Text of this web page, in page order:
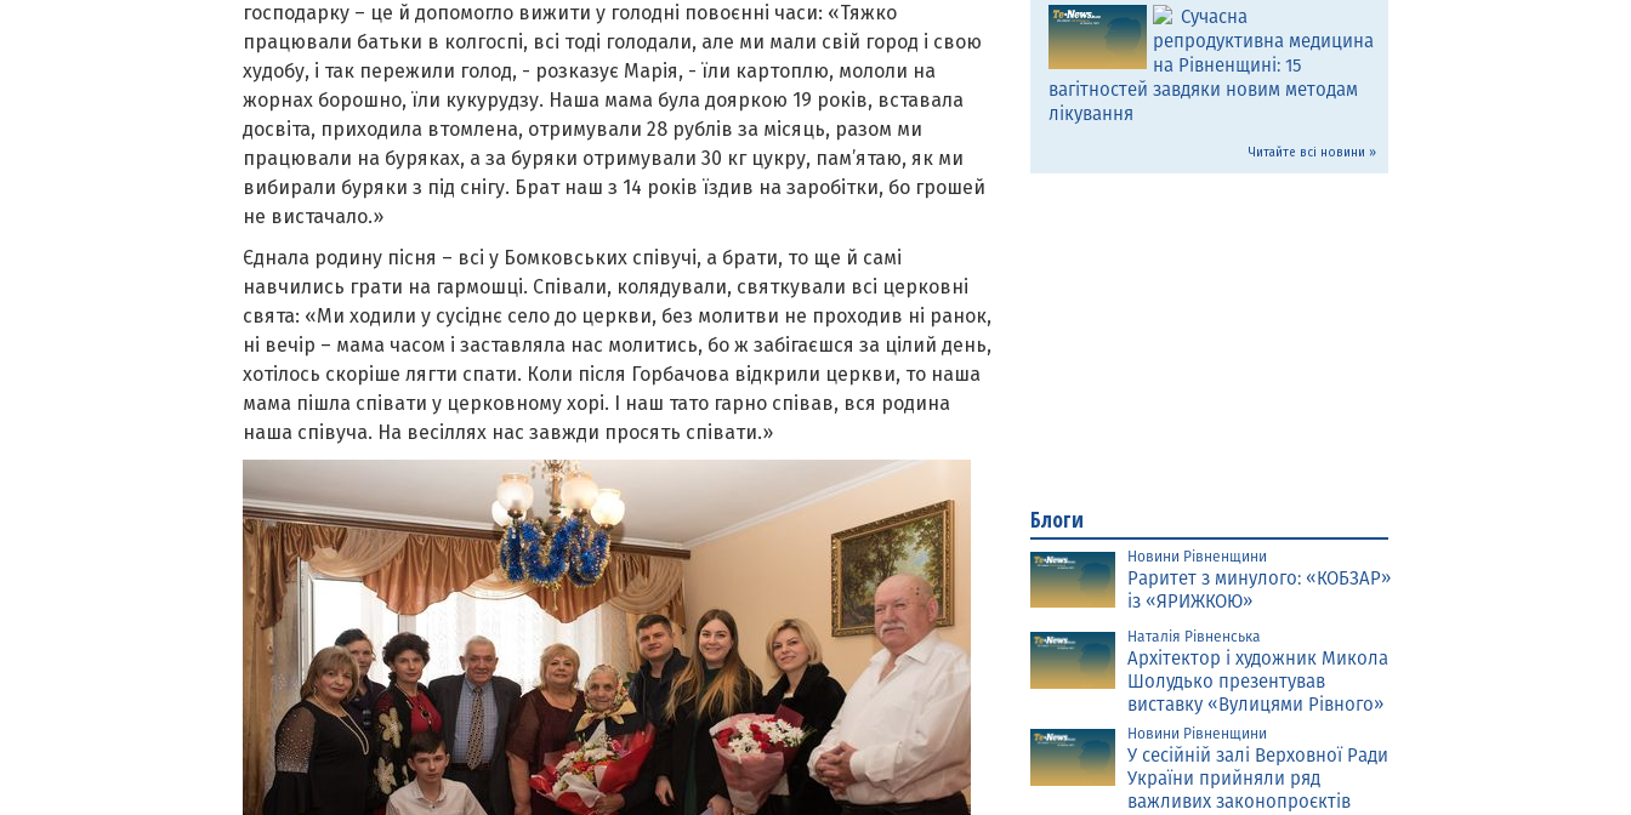
господарку – це й допомогло вижити у голодні повоєнні часи: «Тяжко
працювали батьки в колгоспі, всі тоді голодали, але ми мали свій город і свою
худобу, і так пережили голод, - розказує Марія, - їли картоплю, мололи на
жорнах борошно, їли кукурудзу. Наша мама була дояркою 19 років, вставала
досвіта, приходила втомлена, отримували 28 рублів за місяць, разом ми
працювали на буряках, а за буряки отримували 30 кг цукру, пам’ятаю, як ми
вибирали буряки з під снігу. Брат наш з 14 років їздив на заробітки, бо грошей
не вистачало.»
Єднала родину пісня – всі у Бомковських співучі, а брати, то ще й самі
навчились грати на гармошці. Співали, колядували, святкували всі церковні
свята: «Ми ходили у сусіднє село до церкви, без молитви не проходив ні ранок,
ні вечір – мама часом і заставляла нас молитись, бо ж забігаєшся за цілий день,
хотілось скоріше лягти спати. Коли після Горбачова відкрили церкви, то наша
мама пішла співати у церковному хорі. І наш тато гарно співав, вся родина
наша співуча. На весіллях нас завжди просять співати.»
Сучасна
репродуктивна медицина
на Рівненщині: 15
вагітностей завдяки новим методам
лікування
Читайте всі новини »
Блоги
Новини Рівненщини
Раритет з минулого: «КОБЗАР»
із «ЯРИЖКОЮ»
Наталія Рівненська
Архітектор і художник Микола
Шолудько презентував
виставку «Вулицями Рівного»
Новини Рівненщини
У сесійній залі Верховної Ради
України прийняли ряд
важливих законопроєктів